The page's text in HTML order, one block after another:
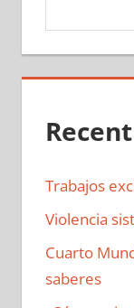
Trabajos
Violencia
Cuarto
saberes